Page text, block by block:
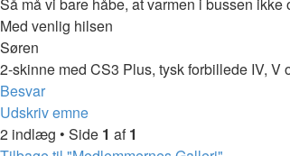
Med venlig hilsen
Søren
2-skinne med CS3 Plus, tysk forbillede IV, V
Top
Besvar
Udskriv emne
2 indlæg • Side 1 af1